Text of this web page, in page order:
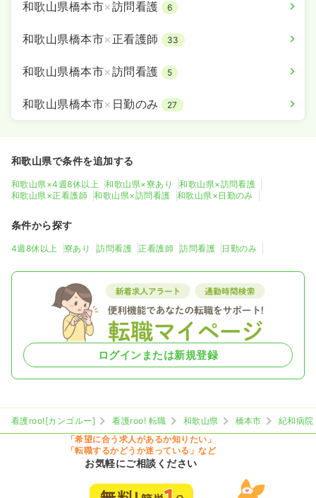
和歌山県橋本市×訪問看護 6
和歌山県橋本市× 正看護師 33
和歌山県橋本市×訪問看護 5
和歌山県橋本市× 日勤のみ 27
和歌山県で条件を追加する
和歌山県×4週8休以上 和歌山県×寮あり
和歌山県×訪問看護
和歌山県×正看護師
和歌山県×訪問看護 和歌山県×日勤のみ
条件から探す
4週8休以上 寮あり 訪問看護 正看護師 訪問看護 日勤のみ
ログインまたは新規登録
看護roo![カンゴルー] 看護roo! 転職 和歌山県 橋本市
紀和病
「希望に合う求人があるか知りたい」
「転職するかどうか迷っている」など
お気軽にご相談ください